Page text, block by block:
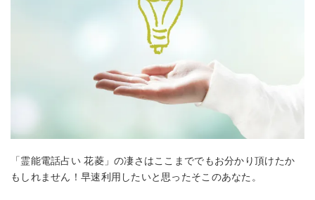
「霊能電話占い 花菱」の凄さはここまででもお分かり頂けたか
もしれません！早速利用したいと思ったそこのあなた。